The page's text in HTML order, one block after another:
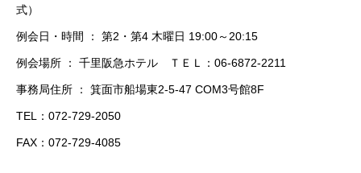
式）
例会日・時間 ： 第2・第4 木曜日 19:00～20:15
例会場所 ： 千里阪急ホテル ＴＥＬ：06-6872-2211
事務局住所 ： 箕面市船場東2-5-47 COM3号館8F
TEL：072-729-2050
FAX：072-729-4085